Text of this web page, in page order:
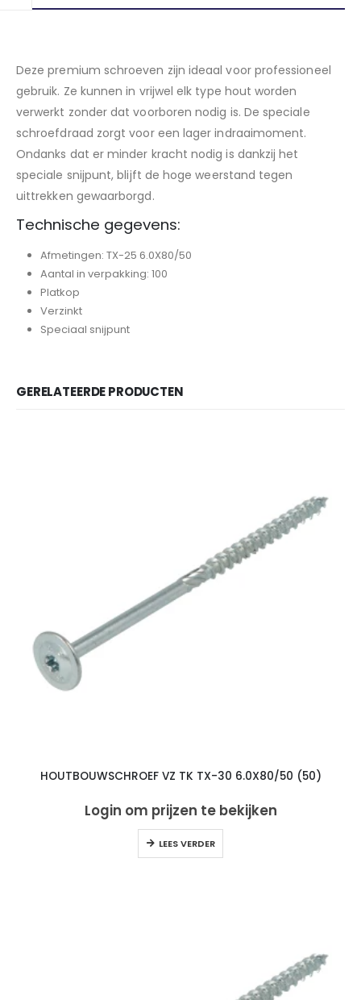
Deze premium schroeven zijn ideaal voor professioneel
gebruik. Ze kunnen in vrijwel elk type hout worden
verwerkt zonder dat voorboren nodig is. De speciale
schroefdraad zorgt voor een lager indraaimoment.
Ondanks dat er minder kracht nodig is dankzij het
speciale snijpunt, blijft de hoge weerstand tegen
uittrekken gewaarborgd.
Technische gegevens:
Afmetingen: TX-25 6.0X80/50
Aantal in verpakking: 100
Platkop
Verzinkt
Speciaal snijpunt
GERELATEERDE PRODUCTEN
HOUTBOUWSCHROEF VZ TK TX-30 6.0X80/50 (50)
Login om prijzen te bekijken
LEES VERDER